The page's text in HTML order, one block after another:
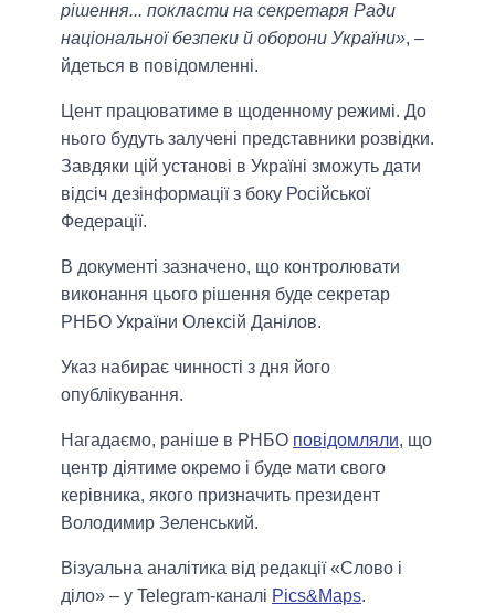
рішення... покласти на секретаря Ради
національної безпеки й оборони України», –
йдеться в повідомленні.
Цент працюватиме в щоденному режимі. До
нього будуть залучені представники розвідки.
Завдяки цій установі в Україні зможуть дати
відсіч дезінформації з боку Російської
Федерації.
В документі зазначено, що контролювати
виконання цього рішення буде секретар
РНБО України Олексій Данілов.
Указ набирає чинності з дня його
опублікування.
Нагадаємо, раніше в РНБО повідомляли, що
центр діятиме окремо і буде мати свого
керівника, якого призначить президент
Володимир Зеленський.
Візуальна аналітика від редакції «Слово і
діло» – у Telegram-каналі Pics&Maps.